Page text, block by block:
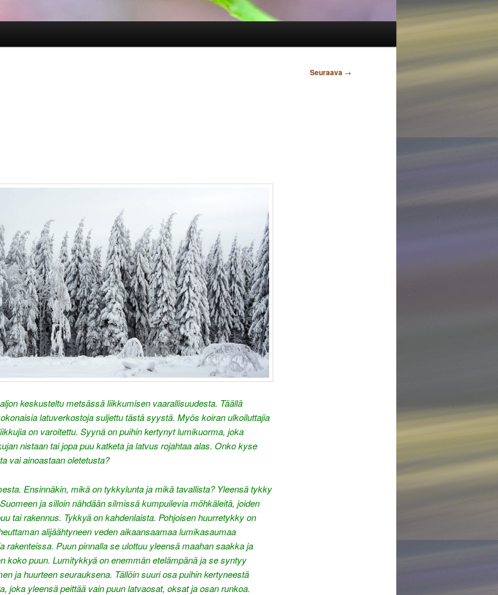
Seuraava →
keskusteltu metsässä liikkumisen vaarallisuudesta. Täällä
latuverkostoja suljettu tästä syystä. Myös koiran ulkoiluttajia
on varoitettu. Syynä on puihin kertynyt lumikuorma, joka
nistaan tai jopa puu katketa ja latvus rojahtaa alas. Onko kyse
vai ainoastaan oletetusta?
Ensinnäkin, mikä on tykkylunta ja mikä tavallista? Yleensä tykky
ja silloin nähdään silmissä kumpuilevia möhkäleitä, joiden
tai rakennus. Tykkyä on kahdenlaista. Pohjoisen huurretykky on
alijäähtyneen veden aikaansaamaa lumikasaumaa
rakenteissa. Puun pinnalla se ulottuu yleensä maahan saakka ja
koko puun. Lumitykkyä on enemmän etelämpänä ja se syntyy
ja huurteen seurauksena. Tällöin suuri osa puihin kertyneestä
joka yleensä peittää vain puun latvaosat, oksat ja osan runkoa.